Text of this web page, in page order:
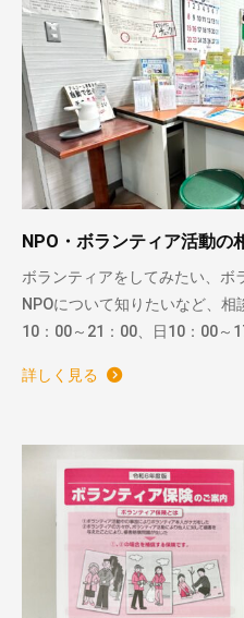
NPO・ボランティア活動の
ボランティアをしてみたい、ボ
NPOについて知りたいなど、
10：00～21：00、日10：00～
詳しく見る